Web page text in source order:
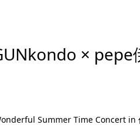
× pepe